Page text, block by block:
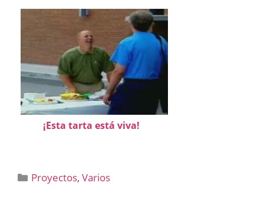
¡Esta tarta está viva!
Categorías
Proyectos,Varios